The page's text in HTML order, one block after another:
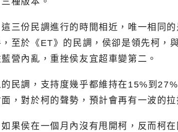
三份民調進行的時間相近，唯一相同
至於《ET》的民調，侯卻是領先柯，
營內亂，重挫侯友宜超車變第二。
民調，支持度幾乎都維持在15%到
，對於柯的聲勢，預計會再有一波的拉
如果侯在一個月內沒有甩開柯，反而柯